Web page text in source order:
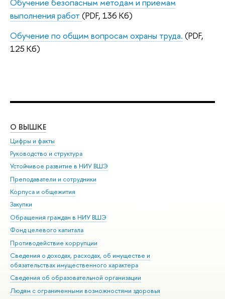
Обучение безопасным методам и приемам
выполнения работ (PDF, 136 Кб)
Обучение по общим вопросам охраны труда. (PDF,
125 Кб)
О ВЫШКЕ
Цифры и факты
Руководство и структура
Устойчивое развитие в НИУ ВШЭ
Преподаватели и сотрудники
Корпуса и общежития
Закупки
Обращения граждан в НИУ ВШЭ
Фонд целевого капитала
Противодействие коррупции
Сведения о доходах, расходах, об имуществе и
обязательствах имущественного характера
Сведения об образовательной организации
Людям с ограниченными возможностями здоровья